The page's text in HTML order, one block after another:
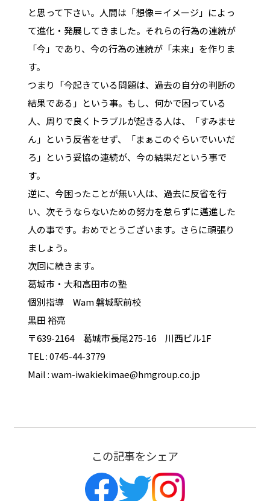
と思って下さい。人間は「想像＝イメージ」によっ
て進化・発展してきました。それらの行為の連続が
「今」であり、今の行為の連続が「未来」を作りま
す。
つまり「今起きている問題は、過去の自分の判断の
結果である」という事。もし、何かで困っている
人、周りで良くトラブルが起きる人は、「すみませ
ん」という反省をせず、「まぁこのぐらいでいいだ
ろ」という妥協の連続が、今の結果だという事で
す。
逆に、今困ったことが無い人は、過去に反省を行
い、次そうならないための努力を怠らずに邁進した
人の事です。おめでとうございます。さらに頑張り
ましょう。
次回に続きます。
葛城市・大和高田市の塾
個別指導 Wam 磐城駅前校
黒田 裕亮
〒639-2164 葛城市長尾275-16 川西ビル1F
TEL : 0745-44-3779
Mail : wam-iwakiekimae@hmgroup.co.jp
この記事をシェア